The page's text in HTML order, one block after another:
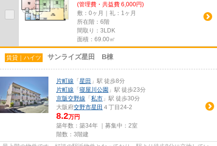
(管理費・共益費 6,000円)
敷：0ヶ月｜礼：1ヶ月
所在階：6階
間取り：3LDK
面積：69.00㎡
賃貸｜ハイツ サンライズ星田 B棟
片町線 「 星田 」駅 徒歩8分
片町線 「 寝屋川公園 」駅 徒歩23分
京阪交野線 「 私市 」駅 徒歩30分
大阪府交野市星田 ４丁目24-2
8.2万円
築年数：築34年 ｜募集中： 2室
階数：3階建